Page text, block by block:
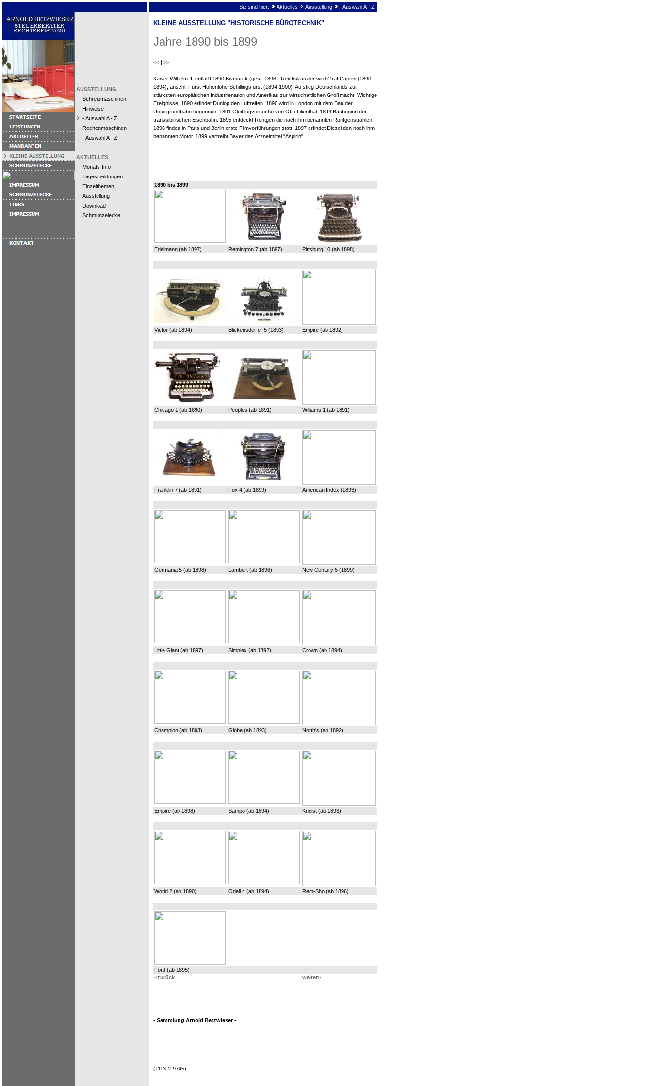
Sie sind hier: Aktuelles Ausstellung - Auswahl A - Z
AUSSTELLUNG
Schreibmaschinen
Hinweise
- Auswahl A - Z
Rechenmaschinen
- Auswahl A - Z
AKTUELLES
Monats-Info
Tagesmeldungen
Einzelthemen
Ausstellung
Download
Schmunzelecke
KLEINE AUSSTELLUNG "HISTORISCHE BÜROTECHNIK"
Jahre 1890 bis 1899
<< | >>
Kaiser Wilhelm II. entläßt 1890 Bismarck (gest. 1898). Reichskanzler wird Graf Caprivi (1890-
1894), anschl. Fürst Hohenlohe-Schillingsfürst (1894-1900). Aufstieg Deutschlands zur
stärksten europäischen Industrienation und Amerikas zur wirtschaftlichen Großmacht. Wichtige
Ereignisse: 1890 erfindet Dunlop den Luftreifen. 1890 wird in London mit dem Bau der
Untergrundbahn begonnen. 1891 Gleitflugversuche von Otto Lilienthal. 1894 Baubeginn der
transsibirischen Eisenbahn. 1895 entdeckt Röntgen die nach ihm benannten Röntgenstrahlen.
1896 finden in Paris und Berlin erste Filmvorführungen statt. 1897 erfindet Diesel den nach ihm
benannten Motor. 1899 vertreibt Bayer das Arzneimittel "Aspirin".
1890 bis 1899
Edelmann (ab 1897) Remington 7 (ab 1897) Pittsburg 10 (ab 1898)
Victor (ab 1894) Blickensderfer 5 (1893) Empire (ab 1892)
Chicago 1 (ab 1890) Peoples (ab 1891) Williams 1 (ab 1891)
Franklin 7 (ab 1891) Fox 4 (ab 1899) American Index (1893)
Germania 5 (ab 1898) Lambert (ab 1896) New Century 5 (1899)
Little Giant (ab 1897) Simplex (ab 1892) Crown (ab 1894)
Champion (ab 1893) Globe (ab 1893) North's (ab 1892)
Empire (ab 1898) Sampo (ab 1894) Kneist (ab 1893)
World 2 (ab 1890) Odell 4 (ab 1894) Rem-Sho (ab 1896)
Ford (ab 1895)
<zurück
weiter>
- Sammlung Arnold Betzwieser -
(1113-2-9745)